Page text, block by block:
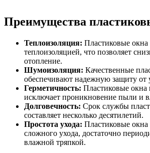
Преимущества
Теплоизоляция: Пластиковые
теплоизоляцией, что позволяет
отопление.
Шумоизоляция: Качественные
обеспечивают надежную защиту от
Герметичность: Пластиковые окна
исключает проникновение пыли и
Долговечность: Срок службы
составляет несколько десятилетий.
Простота ухода: Пластиковые окна
сложного ухода, достаточно
влажной тряпкой.